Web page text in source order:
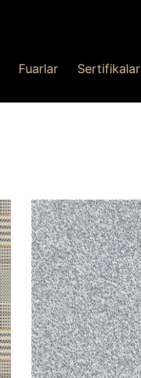
Fuarlar Sertifikalar